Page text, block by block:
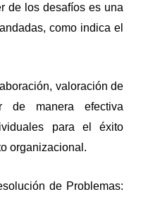
de los desafíos es una
como indica el
valoración de
de manera efectiva
para el éxito
organizacional.
de Problemas: